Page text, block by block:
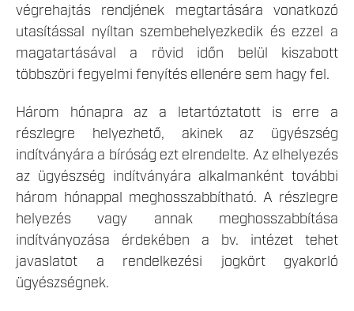
végrehajtás rendjének megtartására vonatkozó
utasítással nyíltan szembehelyezkedik és ezzel a
magatartásával a rövid időn belül kiszabott
többszöri fegyelmi fenyítés ellenére sem hagy fel.
Három hónapra az a letartóztatott is erre a
részlegre helyezhető, akinek az ügyészség
indítványára a bíróság ezt elrendelte. Az elhelyezés
az ügyészség indítványára alkalmanként további
három hónappal meghosszabbítható. A részlegre
helyezés vagy annak meghosszabbítása
indítványozása érdekében a bv. intézet tehet
javaslatot a rendelkezési jogkört gyakorló
ügyészségnek.